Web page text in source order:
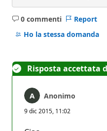
0 commenti
Nessun
commento
Report
Ho la stessa domanda
Risposta accettata
Anonimo
9 dic 2015, 11:02